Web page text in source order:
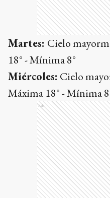
Martes: Cielo
18° - Mínima 8°
Miércoles: Cielo
Máxima 18° - Mínima
Ads